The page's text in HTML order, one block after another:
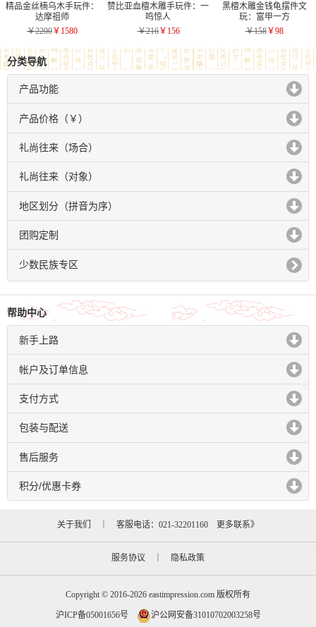
精品金丝楠乌木手玩件：
达摩祖师
￥2200￥1580
赞比亚血檀木雕手玩件：一
鸣惊人
￥216￥156
黑檀木雕金钱龟摆件文
玩：富甲一方
￥158￥98
分类导航
产品功能
click to expand contents
产品价格（￥）
click to expand contents
礼尚往来（场合）
click to expand contents
礼尚往来（对象）
click to expand contents
地区划分（拼音为序）
click to expand contents
团购定制
click to expand contents
少数民族专区
帮助中心
新手上路
click to expand contents
帐户及订单信息
click to expand contents
支付方式
click to expand contents
包装与配送
click to expand contents
售后服务
click to expand contents
积分/优惠卡券
click to expand contents
关于我们 ｜ 客服电话：021-32201160 更多联系》
服务协议 隐私政策
Copyright © 2016-2026 eastimpression.com 版权所有
沪ICP备05001656号 沪公网安备31010702003258号